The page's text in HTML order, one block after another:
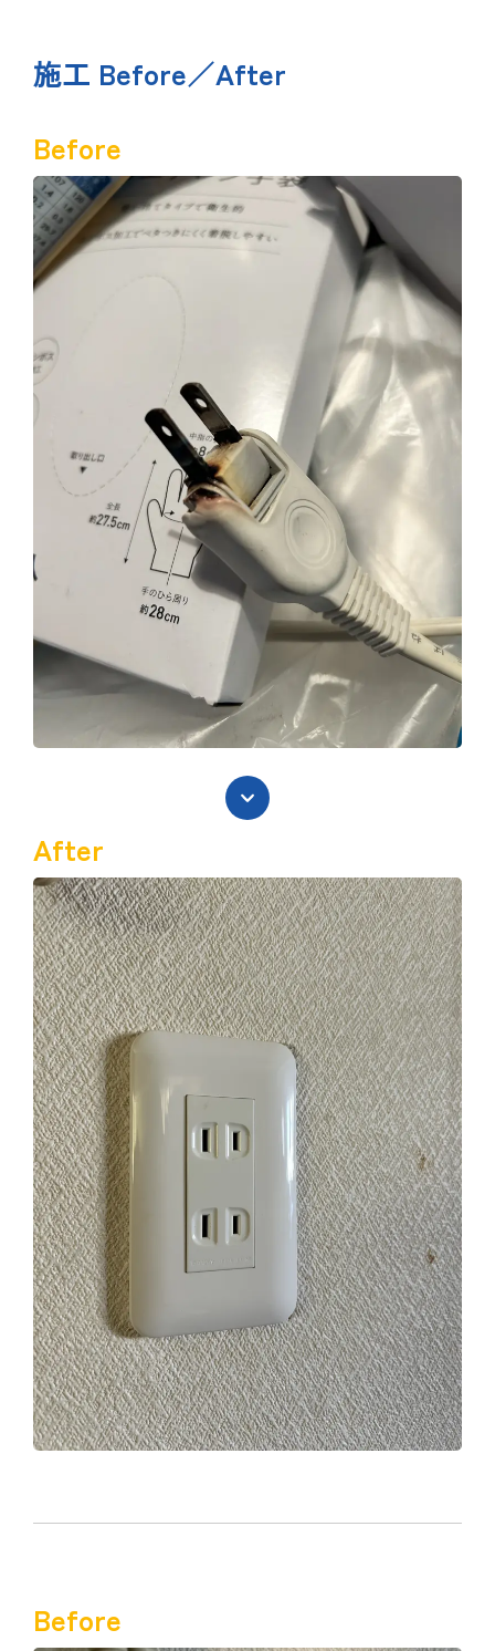
施工 Before／After
Before
After
Before